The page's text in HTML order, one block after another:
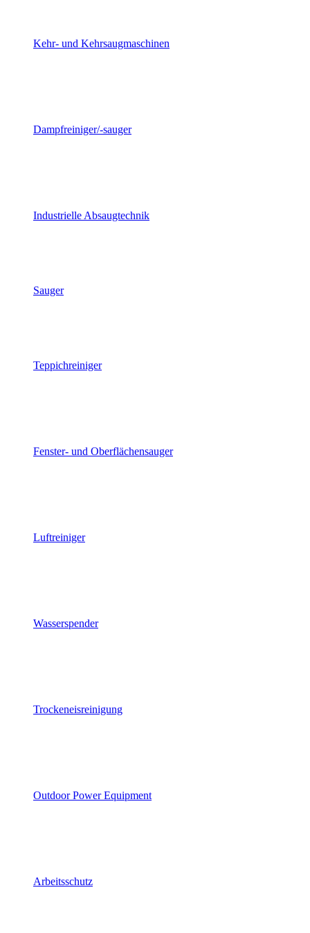
Kehr- und Kehrsaugmaschinen
Dampfreiniger/-sauger
Industrielle Absaugtechnik
Sauger
Teppichreiniger
Fenster- und Oberflächensauger
Luftreiniger
Wasserspender
Trockeneisreinigung
Outdoor Power Equipment
Arbeitsschutz